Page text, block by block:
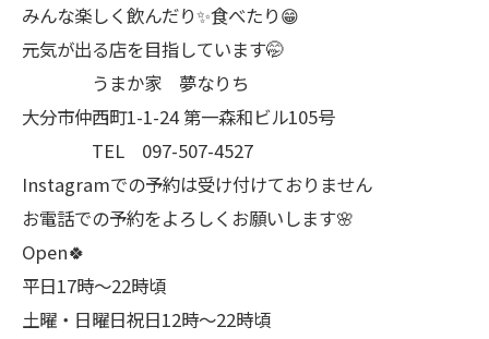
みんな楽しく飲んだり✨食べたり😁
元気が出る店を目指しています🤭
うまか家 夢なりち
大分市仲西町1-1-24 第一森和ビル105号
TEL 097-507-4527
Instagramでの予約は受け付けておりません
お電話での予約をよろしくお願いします🌸
Open🍀
平日17時～22時頃
土曜・日曜日祝日12時〜22時頃